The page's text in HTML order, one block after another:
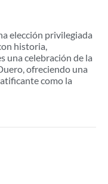
elección privilegiada
historia,
una celebración de la
ofreciendo una
como la